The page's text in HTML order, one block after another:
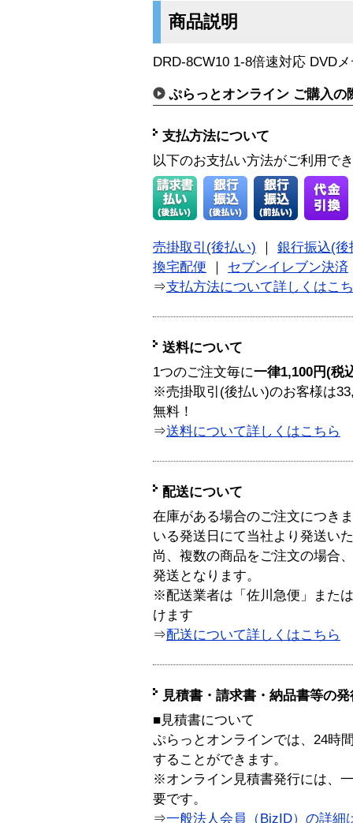
商品説明
DRD-8CW10 1-8倍速対応 DVD
ぷらっとオンライン ご購入の
支払方法について
以下のお支払い方法がご利用で
売掛取引(後払い)
銀行振込(後
換宅配便
セブンイレブン決済
⇒支払方法について詳しくはこ
送料について
1つのご注文毎に一律1,100円(税
※売掛取引(後払い)のお客様は
無料！
⇒送料について詳しくはこちら
配送について
在庫がある場合のご注文につき
いる発送日にて当社より発送い
尚、複数の商品をご注文の場合
発送となります。
※配送業者は「佐川急便」また
けます
⇒配送について詳しくはこちら
見積書・請求書・納品書等の
■見積書について
ぷらっとオンラインでは、24時
することができます。
※オンライン見積書発行には、
要です。
⇒一般法人会員（BizID）の詳細